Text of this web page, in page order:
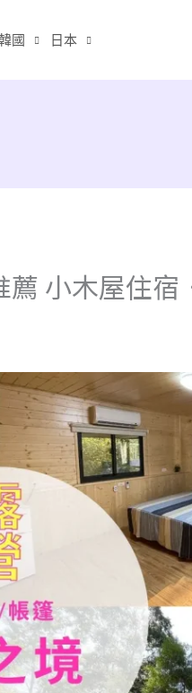
國 日本
小木屋住